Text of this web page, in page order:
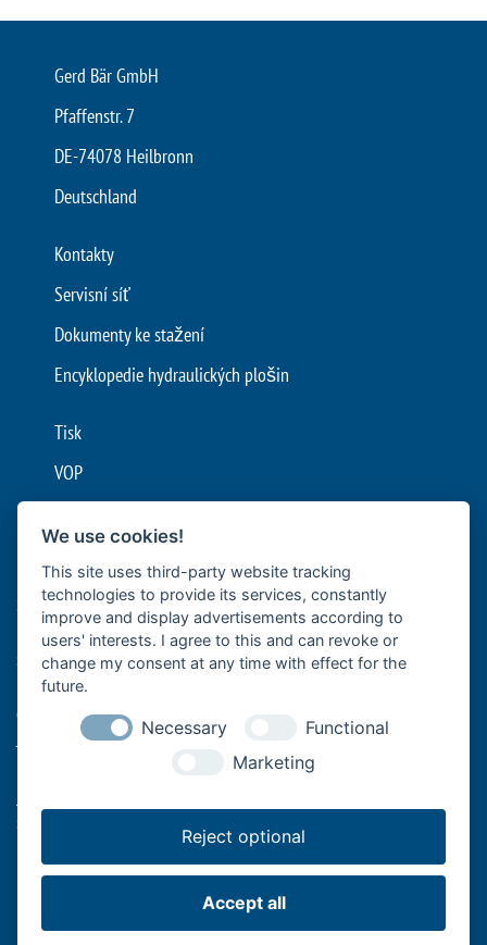
Gerd Bär GmbH
Pfaffenstr. 7
DE-74078 Heilbronn
Deutschland
Kontakty
Servisní síť
Dokumenty ke stažení
Encyklopedie hydraulických plošin
Tisk
VOP
Společnost Bär Cargolift je předním evropským výrobcem
hydraulických zdvižných plošin a plošinových zdvižných čel se
sídlem v německém Heilbronnu. Tato rodinná společnost s více
než 40 lety zkušeností je špičkovým dodavatelem a lídrem v
oblasti inovací pro efektivní přepravu zboží užitkovými vozidly.
Její zdvihací systémy na zadní části vozidel podporují profesionální
logistiku potravin a nápojů s nákladními vozidly a přívěsy, stejně
spediční a logistické společnosti na "poslední míli".
We use cookies!
This site uses third-party website tracking
technologies to provide its services, constantly
improve and display advertisements according to
users' interests. I agree to this and can revoke or
change my consent at any time with effect for the
future.
Necessary
Functional
Marketing
Reject optional
Accept all